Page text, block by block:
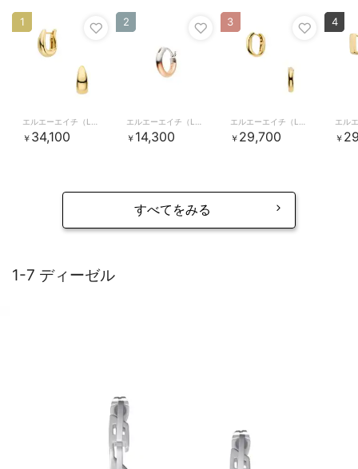
￥ 34,100
1
￥ 14,300
2
￥ 29,700
3
￥
4
すべてをみる
1-7 ディーゼル